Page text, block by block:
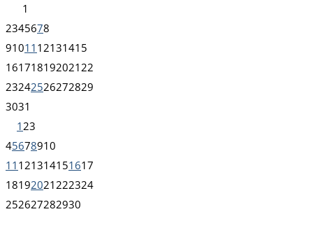
1
2345678
91011 12131415
161718192021 22
23242526272829
3031
1 23
45678910
11 121314151617
18192021 222324
252627282930